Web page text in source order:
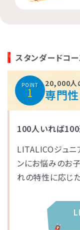
スタンダードコ
POINT
1
20,000人
専門
100人いれば
LITALICOジュニ
ンにお悩みのお
れの特性に応じ